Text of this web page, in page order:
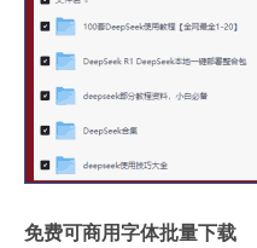
免费可商用字体批量下载